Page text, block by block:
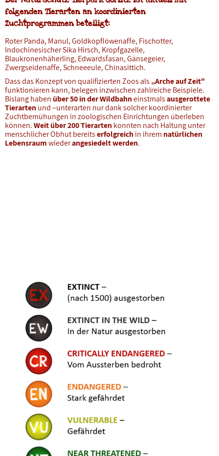
folgenden Tierarten an koordinierten
Zuchtprogrammen beteiligt:
Roter Panda, Manul, Goldkopflöwenaffe, Fischotter,
Indochinesischer Sika Hirsch, Kropfgazelle,
Blaukronenhäherling, Edwardsfasan, Gänsegeier,
Zwergseidenaffe, Schneeeule, Chinasittich.
Dass das Konzept von qualifizierten Zoos als „Arche auf Zeit"
funktionieren kann, belegen inzwischen zahlreiche Beispiele.
Bislang haben über 50 in der Wildbahneinstmalsausgerottete
Tierartenund –unterarten nur dank solcher koordinierter
Zuchtbemühungen in zoologischen Einrichtungen überleben
können.Weit über 200 Tierartenkonnten nach Haltung unter
menschlicher Obhut bereitserfolgreichin ihrem natürlichen
Lebensraumwiederangesiedelt werden.